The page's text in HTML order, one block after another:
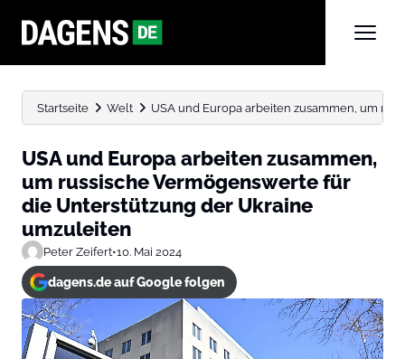
Startseite Welt USA und Europa arbeiten zusammen, um
USA und Europa arbeiten zusammen,
um russische Vermögenswerte für
die Unterstützung der Ukraine
umzuleiten
Peter Zeifert•10. Mai 2024
dagens.de auf Google folgen